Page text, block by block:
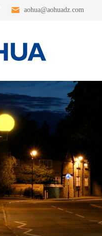
aohua@aohuadz.com